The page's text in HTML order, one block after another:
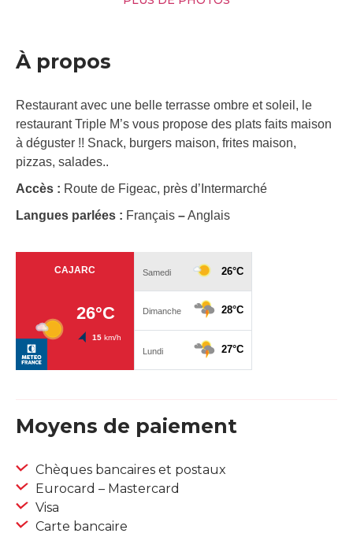
À propos
Restaurant avec une belle terrasse ombre et soleil, le
restaurant Triple M’s vous propose des plats faits maison
à déguster !! Snack, burgers maison, frites maison,
pizzas, salades..
Accès : Route de Figeac, près d’Intermarché
Langues parlées : Français –Anglais
Moyens de paiement
Chèques bancaires et postaux
Eurocard – Mastercard
Visa
Carte bancaire